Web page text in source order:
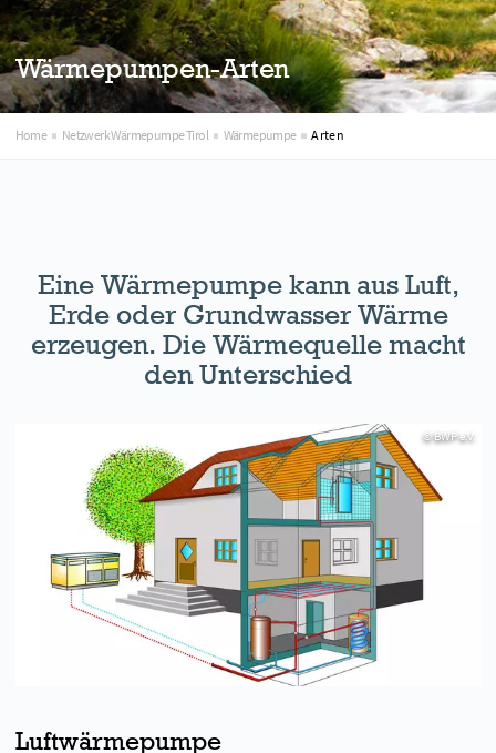
Wärmepumpen-Arten
Home Netzwerk Wärmepumpe Tirol Wärmepumpe Arten
Eine Wärmepumpe kann aus Luft,
Erde oder Grundwasser Wärme
erzeugen. Die Wärmequelle macht
den Unterschied
© BWP e.V.
Luftwärmepumpe